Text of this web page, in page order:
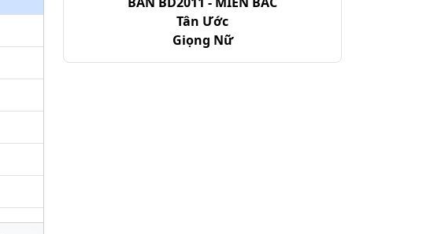
Tân Ước
Giọng Nữ